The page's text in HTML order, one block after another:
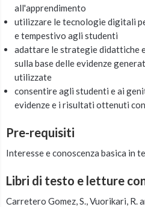
all'apprendimento
utilizzare le tecnologie digitali
e tempestivo agli studenti
adattare le strategie didattiche
sulla base delle evidenze
utilizzate
consentire agli studenti e ai
evidenze e i risultati ottenuti
Pre-requisiti
Interesse e conoscenza basica in
Libri di testo e letture
Carretero Gomez, S., Vuorikari, R.